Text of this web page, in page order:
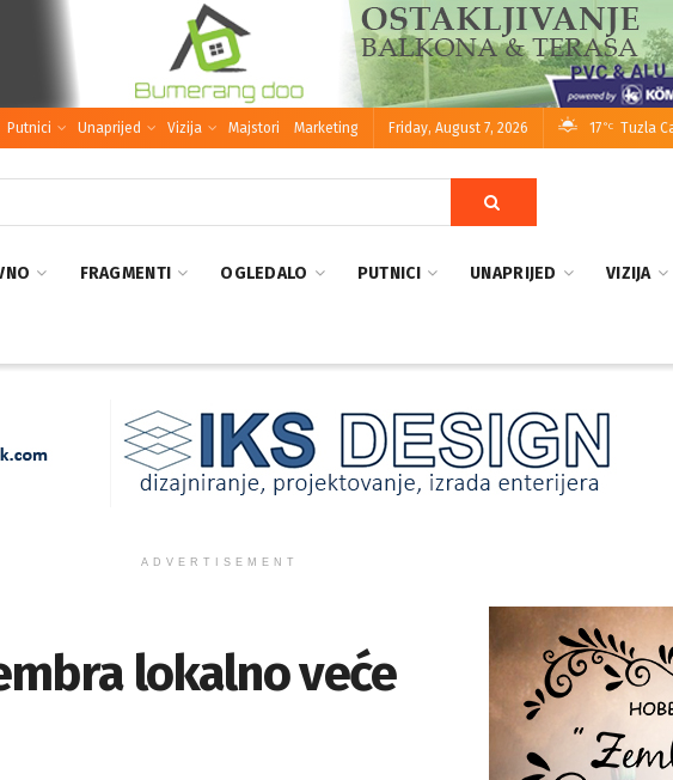
Putnici Unaprijed Vizija Majstori Marketing Friday, August 7, 2026 17 °C Tuzla
FRAGMENTI OGLEDALO PUTNICI UNAPRIJED VIZIJA
ADVERTISEMENT
lokalno veće